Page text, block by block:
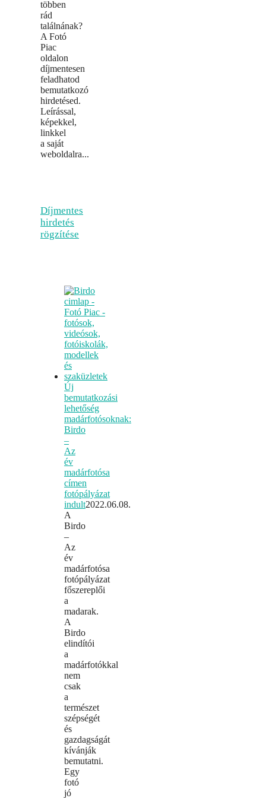
többen
rád
találnának?
A Fotó
Piac
oldalon
díjmentesen
feladhatod
bemutatkozó
hirdetésed.
Leírással,
képekkel,
linkkel
a saját
weboldalra...
Díjmentes
hirdetés
rögzítése
Új
bemutatkozási
lehetőség
madárfotósoknak:
Birdo
–
Az
év
madárfotósa
címen
fotópályázat
indult2022.06.08.
A
Birdo
–
Az
év
madárfotósa
fotópályázat
főszereplői
a
madarak.
A
Birdo
elindítói
a
madárfotókkal
nem
csak
a
természet
szépségét
és
gazdagságát
kívánják
bemutatni.
Egy
fotó
jó